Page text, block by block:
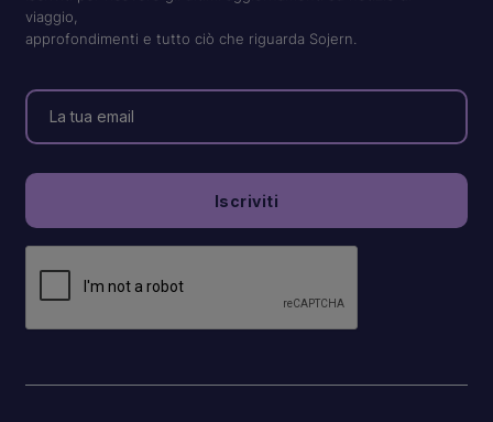
viaggio,
approfondimenti e tutto ciò che riguarda Sojern.